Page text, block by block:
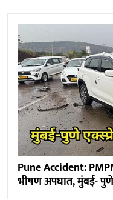
Pune Accident:
भीषण अपघात, मुंबई-